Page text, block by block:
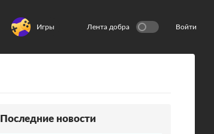
Игры Лента добра Войти
Последние новости